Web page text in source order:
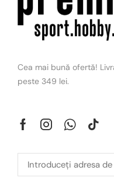
Cea mai bună ofertă!
peste 349 lei.